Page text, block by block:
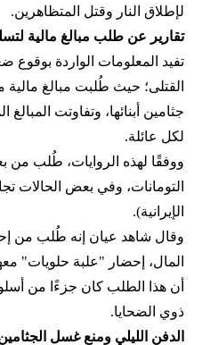
لإطلاق النار وقتل المتظاهرين.
تقارير عن طلب مبالغ مالية
تفيد المعلومات الواردة
القتلى؛ حيث طُلبت مبالغ
جثامين أبنائها، وتفاوتت
لكل عائلة.
ووفقًا لهذه الروايات، طُلب من
التومانات، وفي بعض الحالات
الإيرانية).
وقال شاهد عيان إنه طُلب من
المال، إحضار "علبة حلويات"
أن هذا الطلب كان جزءًا من
ذوي الضحايا.
الدفن الليلي ومنع غسل